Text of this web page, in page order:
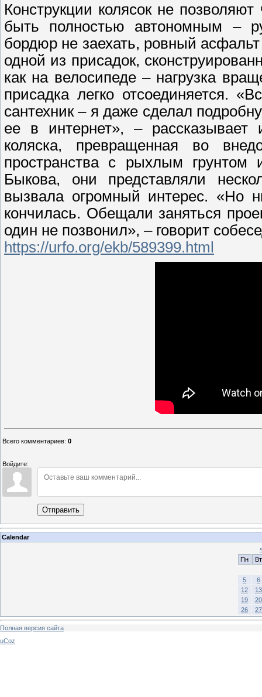
Конструкции колясок не
быть полностью автономным –
бордюр не заехать, ровный
одной из присадок,
как на велосипеде – нагрузка
присадка легко отсоединяется.
сантехник – я даже сделал
ее в интернет», – рассказывает
коляска, превращенная во
пространства с рыхлым
Быкова, они представляли
вызвала огромный интерес. «Но
кончилась. Обещали заняться
один не позвонил», – говорит
https://urfo.org/ekb/589399.html
Всего комментариев: 0
Войдите:
Отправить
Calendar
Пн
Вт
5
6
12
13
19
20
26
27
Полная версия сайта
uCoz